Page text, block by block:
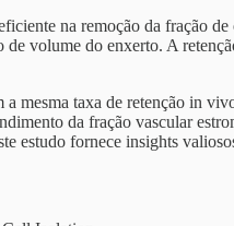
na remoção da fração
volume do enxerto. A
mesma taxa de retenção in
da fração vascular
estudo fornece insights